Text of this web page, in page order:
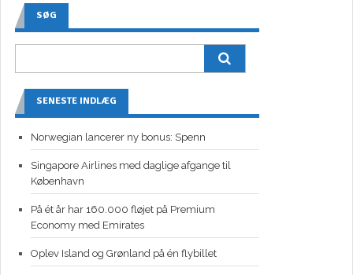
SØG
SENESTE INDLÆG
Norwegian lancerer ny bonus: Spenn
Singapore Airlines med daglige afgange til
København
På ét år har 160.000 fløjet på Premium
Economy med Emirates
Oplev Island og Grønland på én flybillet